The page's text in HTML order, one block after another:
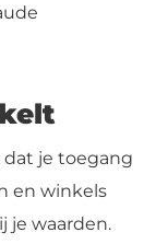
je toegang
en winkels
je waarden.